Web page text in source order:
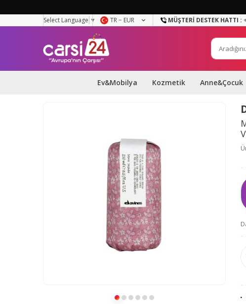
Select Language ▼ TR − EUR MÜŞTERI DESTEK HATTI :
Ev&Mobilya Kozmetik Anne&Çocuk